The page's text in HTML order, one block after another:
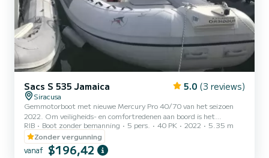
Sacs S 535 Jamaica 5.0 (3 reviews)
Siracusa
Gemmotorboot met nieuwe Mercury Pro 40/70 van het seizoen
2022. Om veiligheids- en comfortredenen aan boord is het
maximum aantal toegestane personen 5
RIB Boot zonder bemanning 5 pers. 40 PK 2022
5.35 m
Zonder vergunning
vanaf $196,42